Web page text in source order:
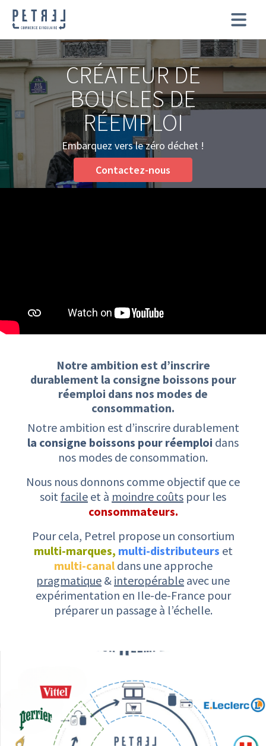
CRÉATEUR DE
BOUCLES DE
RÉEMPLOI
Embarquez vers le zéro déchet !
Contactez-nous
Notre ambition est d’inscrire
durablement ​la consigne boissons pour
réemploi ​dans nos modes de
consommation.​
Notre ambition est d’inscrire durablement
la consigne boissons pour réemploi dans
nos modes de consommation.
Nous nous donnons comme objectif que ce
soit facile et à moindre coûts pour les
consommateurs.
Pour cela, Petrel propose un consortium
multi-marques, multi-distributeurs et
multi-canaldans une approche
pragmatique & interopérable avec une
expérimentation en Ile-de-France pour
préparer un passage à l’échelle.